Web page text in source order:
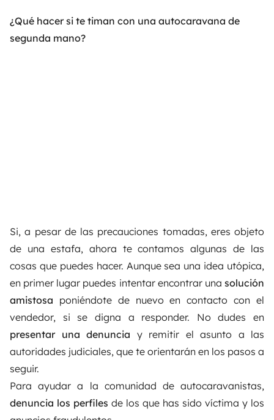
¿Qué hacer si te timan con una autocaravana de
segunda mano?
Si, a pesar de las precauciones tomadas, eres objeto
de una estafa, ahora te contamos algunas de las
cosas que puedes hacer. Aunque sea una idea utópica,
en primer lugar puedes intentar encontrar una solución
amistosa poniéndote de nuevo en contacto con el
vendedor, si se digna a responder. No dudes en
presentar una denuncia y remitir el asunto a las
autoridades judiciales, que te orientarán en los pasos a
seguir.
Para ayudar a la comunidad de autocaravanistas,
denuncia los perfiles de los que has sido víctima y los